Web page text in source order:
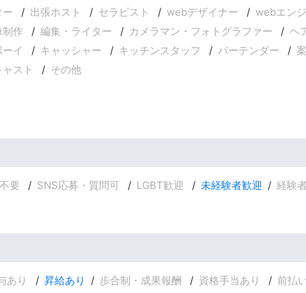
出張ホスト セラピスト webデザイナー
webエン
制作
編集・ライター カメラマン・フォトグラファー
ヘ
イ
キャッシャー キッチンスタッフ バーテンダー
スト
その他
要 SNS応募・質問可 LGBT歓迎 未経験者歓迎 経験
あり 昇給あり 歩合制・成果報酬 資格手当あり 前払